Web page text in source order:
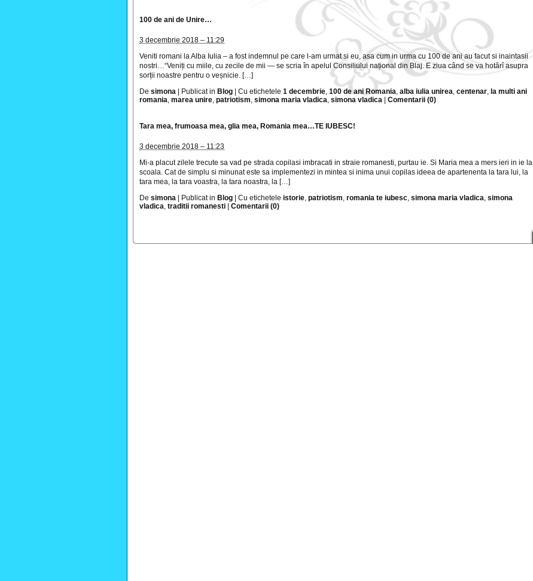
100 de ani de Unire…
3 decembrie 2018 – 11:29
Veniti romani la Alba Iulia – a fost indemnul pe care l-am urmat si eu, asa cum in urma cu 100 de ani au facut si inaintasii
nostri…“Veniți cu miile, cu zecile de mii — se scria în apelul Consiliului național din Blaj. E ziua când se va hotărî asupra
sorții noastre pentru o veșnicie. […]
De simona Publicat in Blog Cu etichetele 1 decembrie, 100 de ani Romania, alba iulia unirea, centenar, la multi ani
romania, marea unire, patriotism, simona maria vladica, simona vladica Comentarii (0)
Tara mea, frumoasa mea, glia mea, Romania mea…TE IUBESC!
3 decembrie 2018 – 11:23
Mi-a placut zilele trecute sa vad pe strada copilasi imbracati in straie romanesti, purtau ie. Si Maria mea a mers ieri in ie la
scoala. Cat de simplu si minunat este sa implementezi in mintea si inima unui copilas ideea de apartenenta la tara lui, la
tara mea, la tara voastra, la tara noastra, la […]
De simona Publicat in Blog Cu etichetele istorie, patriotism, romania te iubesc, simona maria vladica, simona
vladica, traditii romanesti Comentarii (0)